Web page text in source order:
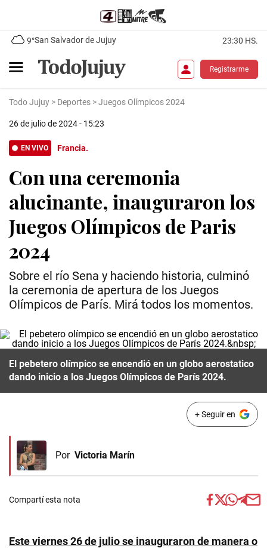
9°San Salvador de Jujuy 23:30 HS.
Registrarme
Todo Jujuy > Deportes >Juegos Olímpicos 2024
26 de julio de 2024 - 15:23
EN VIVO Francia.
Con una ceremonia
alucinante, inauguraron los
Juegos Olímpicos de Paris
2024
Sobre el río Sena y haciendo historia, culminó
la ceremonia de apertura de los Juegos
Olímpicos de París. Mirá todos los momentos.
El pebetero olímpico se encendió en un globo aerostatico
dando inicio a los Juegos Olímpicos de París 2024.
+ Seguir en
Por Victoria Marín
Compartí esta nota
Este viernes 26 de julio se inauguraron de manera o